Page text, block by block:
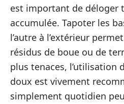
est important de déloger
accumulée. Tapoter les
l’autre à l’extérieur
résidus de boue ou de
plus tenaces, l’utilisation
doux est vivement
simplement quotidien